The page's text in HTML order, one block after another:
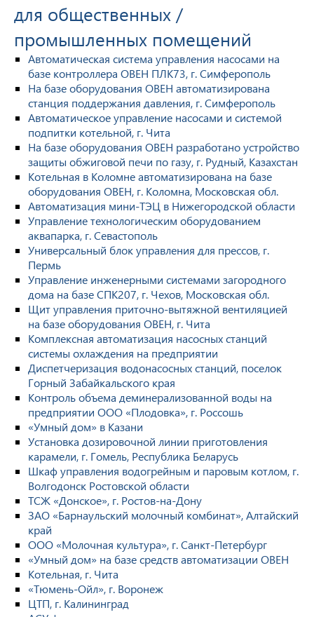
для общественных /
промышленных помещений
Автоматическая система управления насосами на
базе контроллера ОВЕН ПЛК73, г. Симферополь
На базе оборудования ОВЕН автоматизирована
станция поддержания давления, г. Симферополь
Автоматическое управление насосами и системой
подпитки котельной, г. Чита
На базе оборудования ОВЕН разработано устройство
защиты обжиговой печи по газу, г. Рудный, Казахстан
Котельная в Коломне автоматизирована на базе
оборудования ОВЕН, г. Коломна, Московская обл.
Автоматизация мини-ТЭЦ в Нижегородской области
Управление технологическим оборудованием
аквапарка, г. Севастополь
Универсальный блок управления для прессов, г.
Пермь
Управление инженерными системами загородного
дома на базе СПК207, г. Чехов, Московская обл.
Щит управления приточно-вытяжной вентиляцией
на базе оборудования ОВЕН, г. Чита
Комплексная автоматизация насосных станций
системы охлаждения на предприятии
Диспетчеризация водонасосных станций, поселок
Горный Забайкальского края
Контроль объема деминерализованной воды на
предприятии ООО «Плодовка», г. Россошь
«Умный дом» в Казани
Установка дозировочной линии приготовления
карамели, г. Гомель, Республика Беларусь
Шкаф управления водогрейным и паровым котлом, г.
Волгодонск Ростовской области
ТСЖ «Донское», г. Ростов-на-Дону
ЗАО «Барнаульский молочный комбинат», Алтайский
край
ООО «Молочная культура», г. Санкт-Петербург
«Умный дом» на базе средств автоматизации ОВЕН
Котельная, г. Чита
«Тюмень-Ойл», г. Воронеж
ЦТП, г. Калининград